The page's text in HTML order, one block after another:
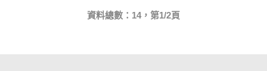
資料總數：14，第1/2頁